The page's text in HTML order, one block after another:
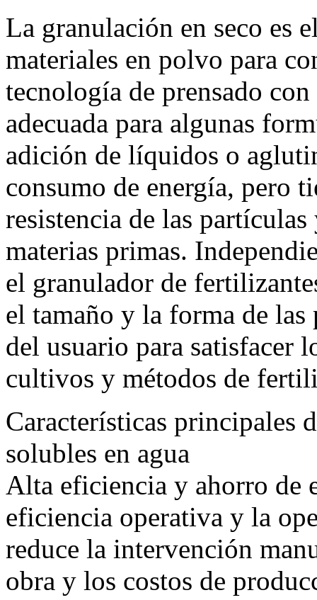
La granulación en seco es
materiales en polvo para
tecnología de prensado
adecuada para algunas
adición de líquidos o
consumo de energía, pero
resistencia de las
materias primas.
el granulador de
el tamaño y la forma de las
del usuario para satisfacer
cultivos y métodos de
Características principales
solubles en agua
Alta eficiencia y ahorro de
eficiencia operativa y la
reduce la intervención
obra y los costos de